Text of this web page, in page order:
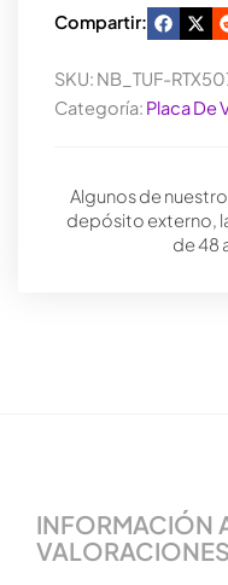
Compartir:
SKU: NB_TUF-
Categoría: Placa De
Algunos de
depósito externo,
de 48
INFORMACIÓN